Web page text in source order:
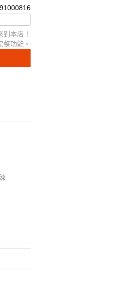
1000816
到本店！
整功能。